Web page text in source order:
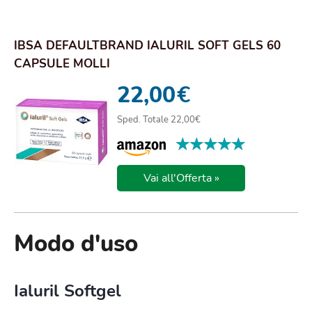
IBSA DEFAULTBRAND IALURIL SOFT GELS 60
CAPSULE MOLLI
22,00€
Sped. Totale 22,00€
★★★★★
★★★★★
Vai all'Offerta »
Modo d'uso
Ialuril Softgel